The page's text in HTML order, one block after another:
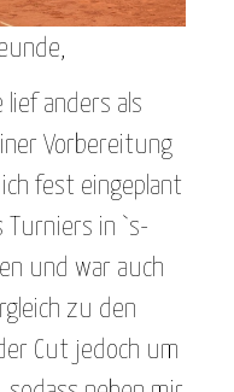
lief anders als
Vorbereitung
fest eingeplant
Turniers in `s-
und war auch
zu den
Cut jedoch um